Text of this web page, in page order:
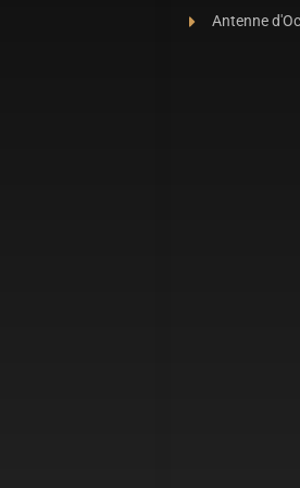
Antenne d'Oc